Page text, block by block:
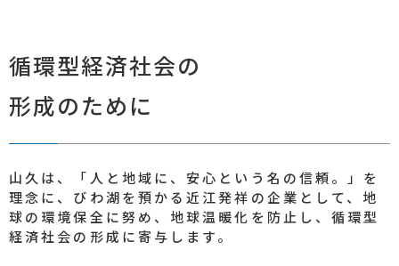
循環型経済社会の
形成のために
山久は、「人と地域に、安心という名の信頼。」を
理念に、びわ湖を預かる近江発祥の企業として、地
球の環境保全に努め、地球温暖化を防止し、循環型
経済社会の形成に寄与します。